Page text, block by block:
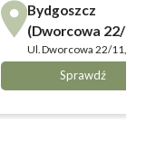
Bydgoszcz
(Dworcowa 22/11)
Ul. Dworcowa 22/11,
Bydgoszcz
Sprawdź